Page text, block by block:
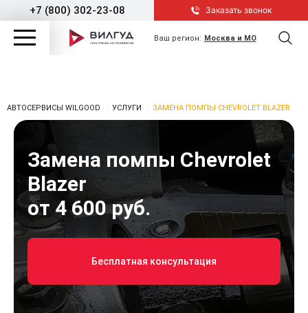
+7 (800) 302-23-08 Заказать звонок
Ваш регион: Москва и МО
АВТОСЕРВИСЫ WILGOOD УСЛУГИ ЗАМЕНА ПОМПЫ CHEVROLET BLAZER
Замена помпы Chevrolet
Blazer
от 4 600 руб.
Бесплатная консультация